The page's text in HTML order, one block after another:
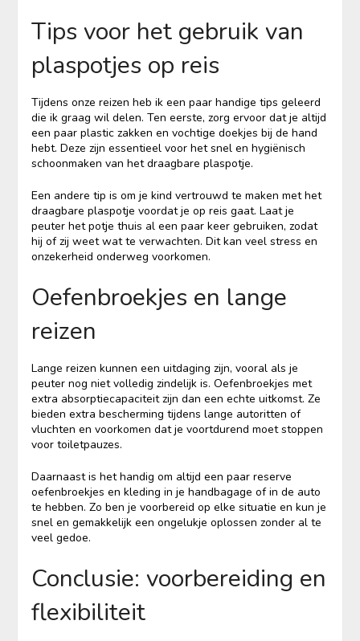
Tips voor het gebruik van
plaspotjes op reis
Tijdens onze reizen heb ik een paar handige tips geleerd
die ik graag wil delen. Ten eerste, zorg ervoor dat je altijd
een paar plastic zakken en vochtige doekjes bij de hand
hebt. Deze zijn essentieel voor het snel en hygiënisch
schoonmaken van het draagbare plaspotje.
Een andere tip is om je kind vertrouwd te maken met het
draagbare plaspotje voordat je op reis gaat. Laat je
peuter het potje thuis al een paar keer gebruiken, zodat
hij of zij weet wat te verwachten. Dit kan veel stress en
onzekerheid onderweg voorkomen.
Oefenbroekjes en lange
reizen
Lange reizen kunnen een uitdaging zijn, vooral als je
peuter nog niet volledig zindelijk is. Oefenbroekjes met
extra absorptiecapaciteit zijn dan een echte uitkomst. Ze
bieden extra bescherming tijdens lange autoritten of
vluchten en voorkomen dat je voortdurend moet stoppen
voor toiletpauzes.
Daarnaast is het handig om altijd een paar reserve
oefenbroekjes en kleding in je handbagage of in de auto
te hebben. Zo ben je voorbereid op elke situatie en kun je
snel en gemakkelijk een ongelukje oplossen zonder al te
veel gedoe.
Conclusie: voorbereiding en
flexibiliteit